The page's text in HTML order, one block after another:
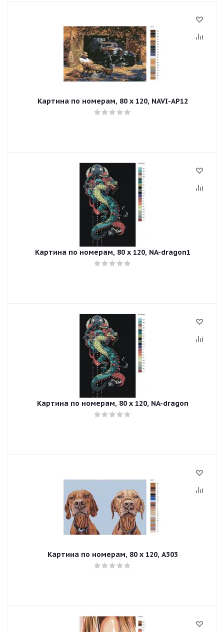
Картина по номерам, 80 x 120, NAVI-AP12
Картина по номерам, 80 x 120, NA-dragon1
Картина по номерам, 80 x 120, NA-dragon
Картина по номерам, 80 x 120, A303